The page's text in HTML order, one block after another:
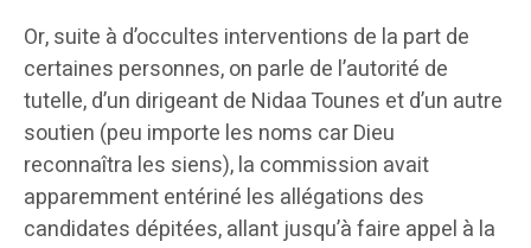
Or, suite à d’occultes interventions de la part de
certaines personnes, on parle de l’autorité de
tutelle, d’un dirigeant de Nidaa Tounes et d’un autre
soutien (peu importe les noms car Dieu
reconnaîtra les siens), la commission avait
apparemment entériné les allégations des
candidates dépitées, allant jusqu’à faire appel à la